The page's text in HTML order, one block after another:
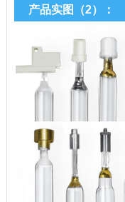
产品实图（2）：